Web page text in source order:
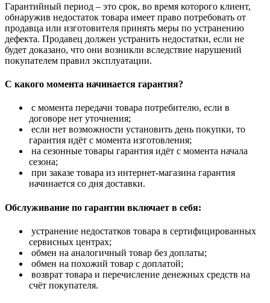
Гарантийный период – это срок, во время которого клиент,
обнаружив недостаток товара имеет право потребовать от
продавца или изготовителя принять меры по устранению
дефекта. Продавец должен устранить недостатки, если не
будет доказано, что они возникли вследствие нарушений
покупателем правил эксплуатации.
С какого момента начинается гарантия?
с момента передачи товара потребителю, если в
договоре нет уточнения;
если нет возможности установить день покупки, то
гарантия идёт с момента изготовления;
на сезонные товары гарантия идёт с момента начала
сезона;
при заказе товара из интернет-магазина гарантия
начинается со дня доставки.
Обслуживание по гарантии включает в себя:
устранение недостатков товара в сертифицированных
сервисных центрах;
обмен на аналогичный товар без доплаты;
обмен на похожий товар с доплатой;
возврат товара и перечисление денежных средств на
счёт покупателя.